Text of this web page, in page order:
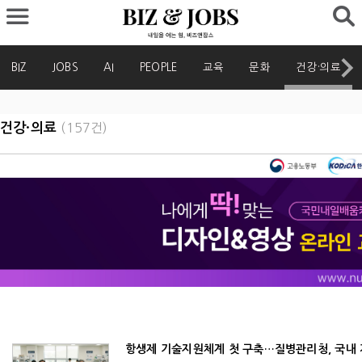
BIZ JOBS AI PEOPLE 교육 문화 건강·의료
건강·의료 (157건)
항생제 기술지원체계 첫 구축…질병관리청, 국내